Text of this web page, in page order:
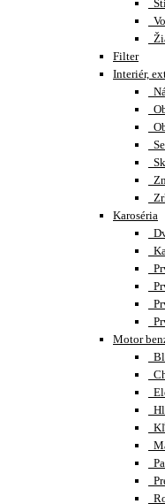
Filter
Interiér,
Karoséria
Motor